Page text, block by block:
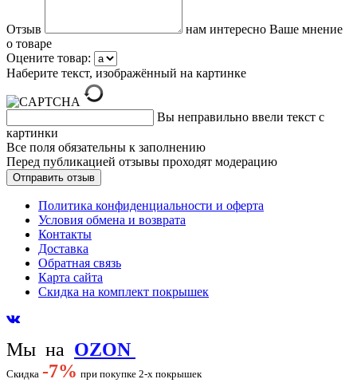
Отзыв
нам интересно Ваше мнение
о товаре
Оцените товар:
Наберите текст, изображённый на картинке
Вы неправильно ввели текст с
картинки
Все поля обязательны к заполнению
Перед публикацией отзывы проходят модерацию
Политика конфиденциальности и оферта
Условия обмена и возврата
Контакты
Доставка
Обратная связь
Карта сайта
Скидка на комплект покрышек
Мы на OZON
Скидка -7% при покупке 2-х покрышек